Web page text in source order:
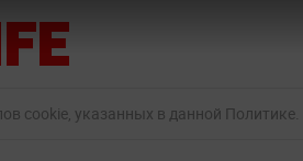
cookie, указанных в данной Политике.